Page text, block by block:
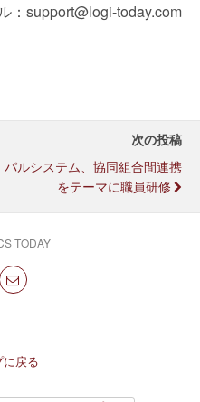
：support@logi-today.com
次の投稿
パルシステム、協同組合間連携
をテーマに職員研修
TODAY
に戻る